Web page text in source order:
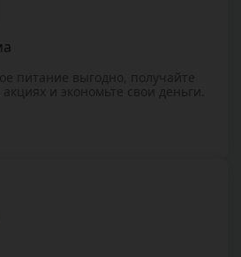
питание выгодно, получайте
и экономьте свои деньги.